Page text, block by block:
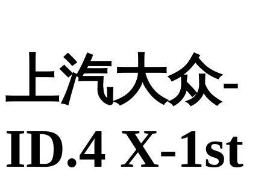
上汽大众-
ID.4 X-1st